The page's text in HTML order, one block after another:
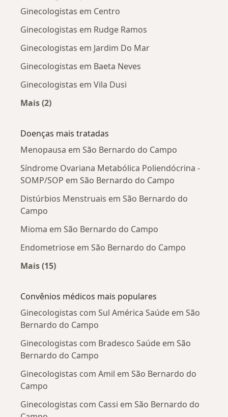
Ginecologistas em Centro
Ginecologistas em Rudge Ramos
Ginecologistas em Jardim Do Mar
Ginecologistas em Baeta Neves
Ginecologistas em Vila Dusi
Mais (2)
Doenças mais tratadas
Menopausa em São Bernardo do Campo
Síndrome Ovariana Metabólica Poliendócrina -
SOMP/SOP em São Bernardo do Campo
Distúrbios Menstruais em São Bernardo do
Campo
Mioma em São Bernardo do Campo
Endometriose em São Bernardo do Campo
Mais (15)
Convênios médicos mais populares
Ginecologistas com Sul América Saúde em São
Bernardo do Campo
Ginecologistas com Bradesco Saúde em São
Bernardo do Campo
Ginecologistas com Amil em São Bernardo do
Campo
Ginecologistas com Cassi em São Bernardo do